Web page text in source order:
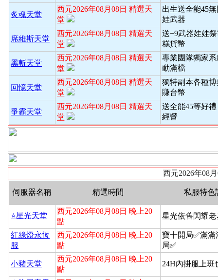
炙魂天堂
西元2026年08月08日 精選天
堂
出生送全能45
娃武器
席維斯天堂
西元2026年08月08日 精選天
堂
送+9武器娃娃
糕貨幣
黑斬天堂
西元2026年08月08日 精選天
堂
專業團隊獨家
動滿檔
回憶天堂
西元2026年08月08日 精選天
堂
獨特副本各種
賺台幣
爭霸天堂
西元2026年08月08日 精選天
堂
送全能45等好
經營
西元2026年08
伺服器名稱 精選時間 私服特色
⭐️星光天堂
西元2026年08月08日 晚上20
點
星光依舊閃耀
紅綠燈永恆
服
西元2026年08月08日 晚上20
點
寶十開局✅滿滿
局✅
小豬天堂
西元2026年08月08日 晚上20
點
24H內掛服上班